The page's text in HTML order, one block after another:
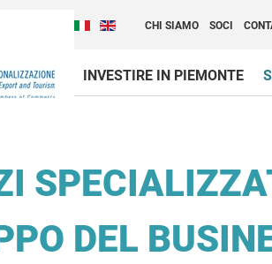
Italiano (Italia)
English (United
CHI SIAMO SOCI
INVESTIRE IN PIEMONTE
DEL